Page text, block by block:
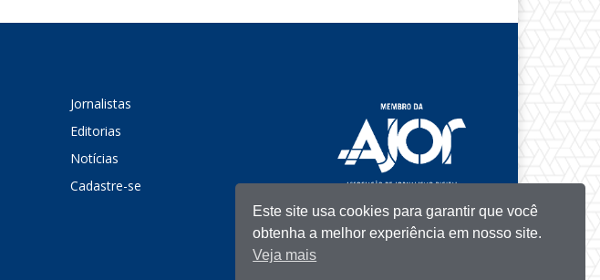
Jornalistas
Editorias
Notícias
Cadastre-se
Este site usa cookies para garantir que você
obtenha a melhor experiência em nosso site.
Veja mais